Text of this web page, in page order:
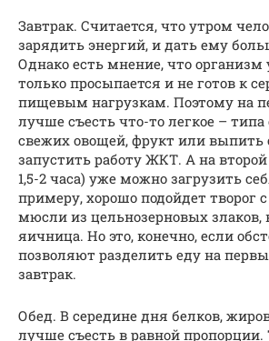
Завтрак. Считается, что утром
зарядить энергий, и дать ему
Однако есть мнение, что
только просыпается и не готов к
пищевым нагрузкам. Поэтому на
лучше съесть что-то легкое – типа
свежих овощей, фрукт или выпить
запустить работу ЖКТ. А на второй
1,5-2 часа) уже можно загрузить
примеру, хорошо подойдет творог
мюсли из цельнозерновых
яичница. Но это, конечно, если
позволяют разделить еду на
завтрак.
Обед. В середине дня белков,
лучше съесть в равной пропорции.